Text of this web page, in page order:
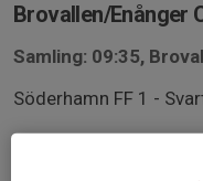
Brovallen/Enånger
Samling: 09:35,
Söderhamn FF 1 -